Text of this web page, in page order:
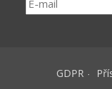
GDPR